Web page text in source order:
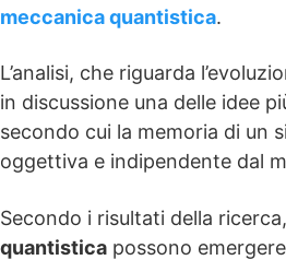
meccanica quantistica.
L’analisi, che riguarda
in discussione una delle idee
secondo cui la memoria di un
oggettiva e indipendente dal
Secondo i risultati della
quantistica possono